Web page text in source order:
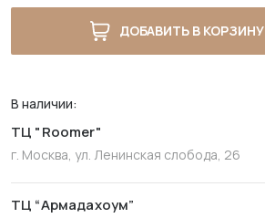
ДОБАВИТЬ В КОРЗИНУ
В наличии:
ТЦ "Roomer"
г. Москва, ул. Ленинская слобода, 26
ТЦ “Армадахоум”